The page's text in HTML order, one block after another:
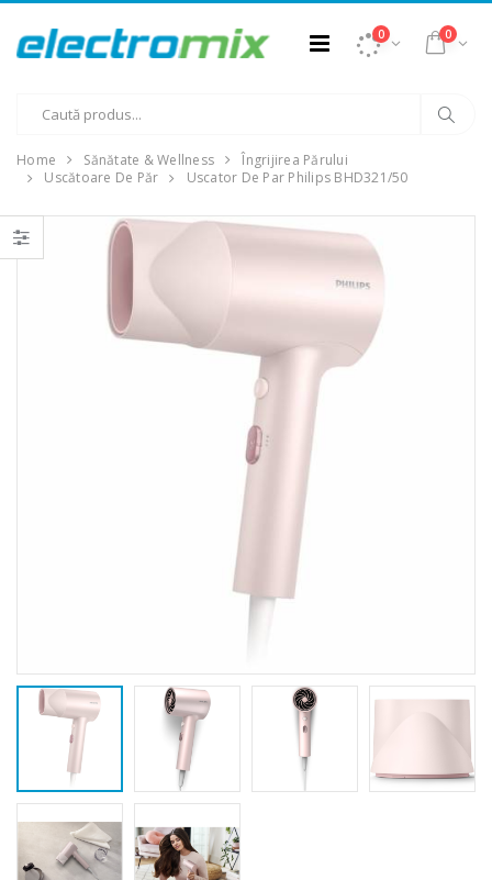
0 0
Home Sănătate & Wellness
Îngrijirea Părului
Uscătoare De Păr
Uscator De Par Philips BHD321/50